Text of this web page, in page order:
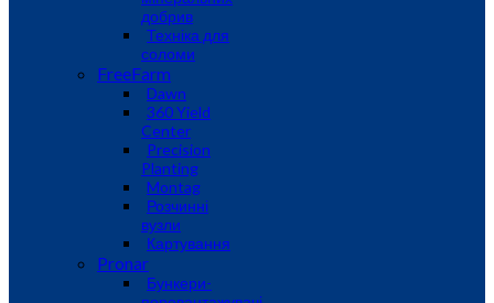
добрив
Техніка для
соломи
FreeFarm
Dawn
360 Yield
Center
Precision
Planting
Montag
Розчинні
вузли
Картування
Pronar
Бункери-